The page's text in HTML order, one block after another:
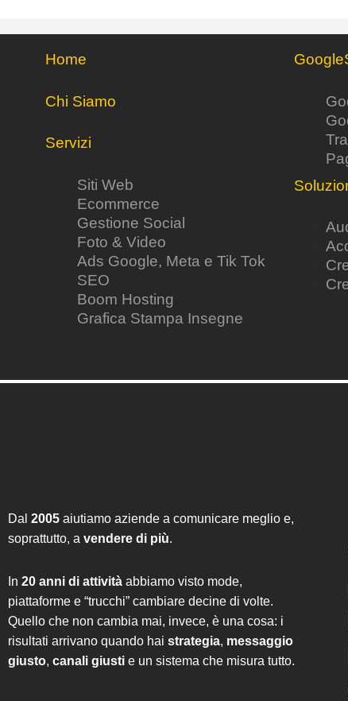
Home
Chi Siamo
Servizi
Siti Web
Ecommerce
Gestione Social
Foto & Video
Ads Google, Meta e Tik Tok
SEO
Boom Hosting
Grafica Stampa Insegne
Dal 2005 aiutiamo aziende a comunicare meglio e,
soprattutto, a vendere di più.
In 20 anni di attività abbiamo visto mode,
piattaforme e “trucchi” cambiare decine di volte.
Quello che non cambia mai, invece, è una cosa: i
risultati arrivano quando hai strategia, messaggio
giusto, canali giusti e un sistema che misura tutto.